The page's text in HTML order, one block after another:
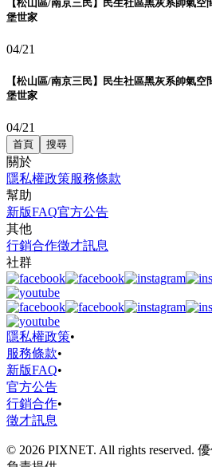
【松山區/南京三民】民生社區黑灰系帥氣
堡世家
04/21
【松山區/南京三民】民生社區黑灰系帥氣
堡世家
04/21
首頁 搜尋
關於
隱私權政策服務條款
幫助
新版FAQ官方公告
其他
行銷合作徵才訊息
社群
隱私權政策•
服務條款•
新版FAQ•
官方公告
行銷合作•
徵才訊息
© 2026 PIXNET. All rights reserved.